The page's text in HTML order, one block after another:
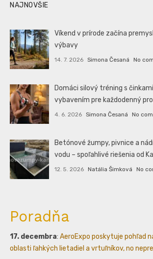
NAJNOVŠIE
Víkend v prírode začína
výbavy
14. 7. 2026 Simona Česaná No
Domáci silový tréning s
vybavením pre každodenný
4. 6. 2026 Simona Česaná No
Betónové žumpy, pivnice a
vodu – spoľahlivé riešenia od
12. 5. 2026 Natália Šimková No
Poradňa
17. decembra: AeroExpo poskytuje pohľad
oblasti ľahkých lietadiel a vrtuľníkov, no